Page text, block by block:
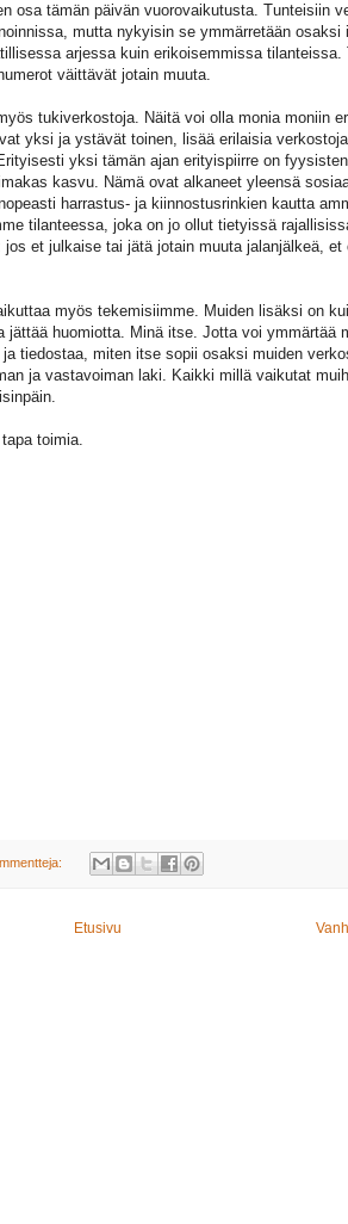
osa tämän päivän vuorovaikutusta. Tunteisiin
mutta nykyisin se ymmärretään osaksi
arjessa kuin erikoisemmissa tilanteissa.
väittävät jotain muuta.
tukiverkostoja. Näitä voi olla monia moniin
yksi ja ystävät toinen, lisää erilaisia
yksi tämän ajan erityispiirre on
kasvu. Nämä ovat alkaneet yleensä
harrastus- ja kiinnostusrinkien kautta
tilanteessa, joka on jo ollut tietyissä
et julkaise tai jätä jotain muuta jalanjälkeä, et
myös tekemisiimme. Muiden lisäksi on
jättää huomiotta. Minä itse. Jotta voi ymmärtää
tiedostaa, miten itse sopii osaksi muiden
ja vastavoiman laki. Kaikki millä vaikutat
toimia.
Etusivu